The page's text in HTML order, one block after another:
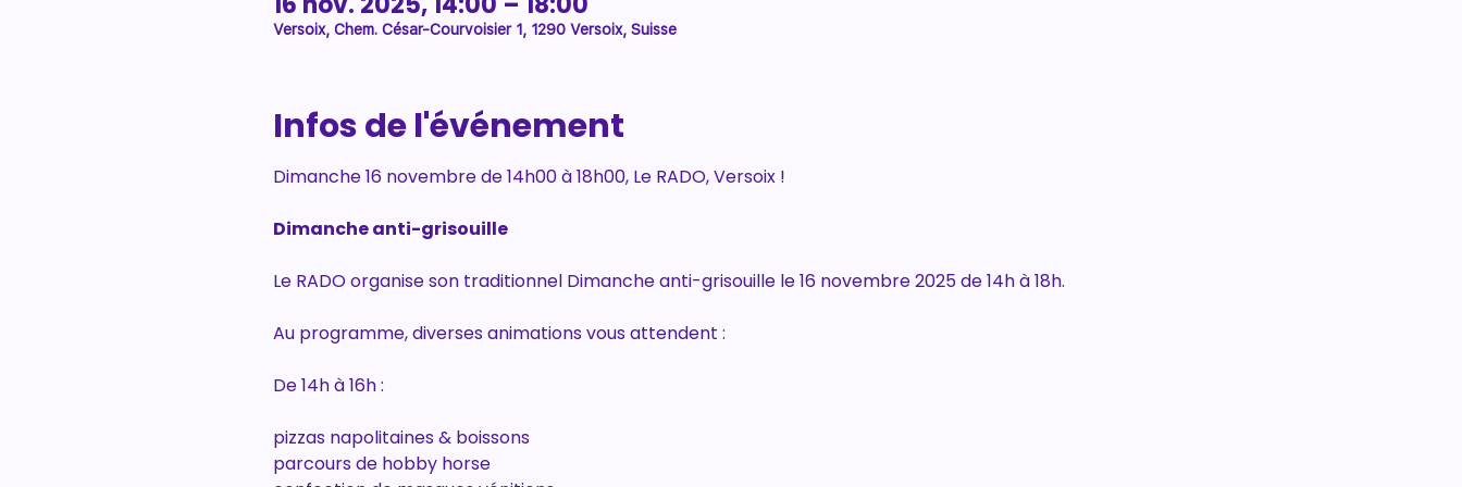
Versoix, Chem. César-Courvoisier 1, 1290 Versoix, Suisse
Infos de l'événement
Dimanche 16 novembre de 14h00 à 18h00, Le RADO, Versoix !
Dimanche anti-grisouille
Le RADO organise son traditionnel Dimanche anti-grisouille le 16 novembre 2025 de 14h à 18h.
Au programme, diverses animations vous attendent :
De 14h à 16h :
pizzas napolitaines & boissons
parcours de hobby horse